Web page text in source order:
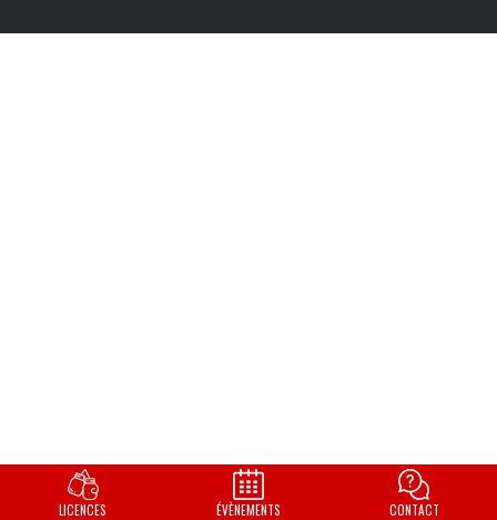
LICENCES ÉVÈNEMENTS CONTACT